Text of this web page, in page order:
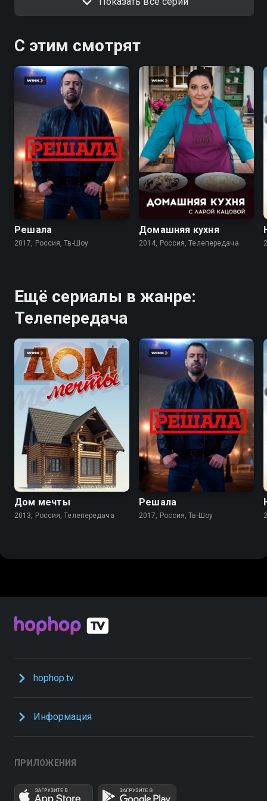
троих детей с убежденной чайлд-фри нимфоманкой.
хороши новые отношения, как кажутся на первый
взгляд? Чтобы быть объективным к вопросу
старых и новых отношений, функцию третейского
судьи выполнит медиатор – профессиональный
психолог Инна Чудинова, которая будет следить за
всем происходящим. Ее задача – помочь каждой
паре понять, действительно ли их отношения так
плохи, как кажутся на первый взгляд.
С этим смотрят
7.5
Решала
2017, Россия, Тв-Шоу
Домашняя кухня
2014, Россия, Телепередача
Ещё сериалы в жанре:
Телепередача
Дом мечты
2013, Россия, Телепередача
7.5
Решала
2017, Россия, Тв-Шоу
hophop.tv
Информация
ПРИЛОЖЕНИЯ